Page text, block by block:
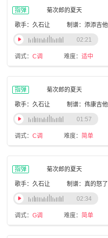
指弹 菊次郎的夏天
歌手：久石让 制谱：添添吉他
调式： C调 难度： 适中
02:21
指弹 菊次郎的夏天
歌手：久石让 制谱：伟康吉
调式： C调 难度： 简单
01:57
指弹 菊次郎的夏天
歌手：久石让 制谱：真的怒了
调式： G调 难度： 简单
02:34